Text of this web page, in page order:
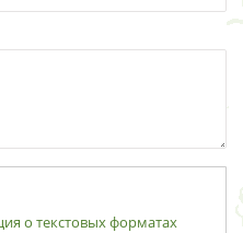
о текстовых форматах